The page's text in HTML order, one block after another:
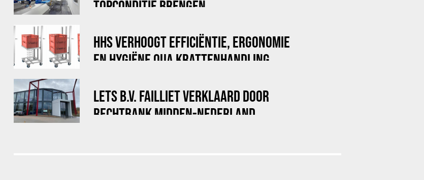
TOPCONDITIE BRENGEN
HHS VERHOOGT EFFICIËNTIE, ERGONOMIE
EN HYGIËNE QUA KRATTENHANDLING
LETS B.V. FAILLIET VERKLAARD DOOR
RECHTBANK MIDDEN-NEDERLAND